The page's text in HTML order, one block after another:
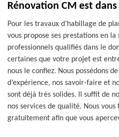
Rénovation CM est dans
Pour les travaux d’habillage de
vous propose ses prestations en
professionnels qualifiés dans le
certaines que votre projet est
nous le confiez. Nous possédons
d’expérience, nos savoir-faire et
sont déjà très solides. Il suffit de
nos services de qualité. Nous
gratuitement afin que vous